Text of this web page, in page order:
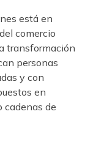
está en
comercio
transformación
personas
y con
en
cadenas de